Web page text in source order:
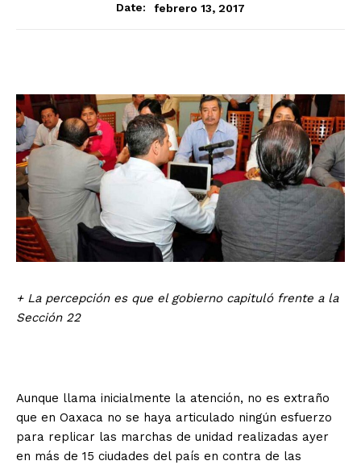
Date:
febrero 13, 2017
+ La percepción es que el gobierno capituló frente a la
Sección 22
Aunque llama inicialmente la atención, no es extraño
que en Oaxaca no se haya articulado ningún esfuerzo
para replicar las marchas de unidad realizadas ayer
en más de 15 ciudades del país en contra de las